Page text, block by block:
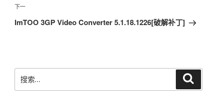
航
文
章
下
一
下一
ImTOO 3GP Video Converter 5.1.18.1226[破解补丁]
搜
索：